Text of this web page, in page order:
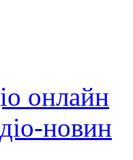
онлайн
новин